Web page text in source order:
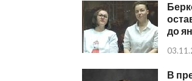
до
В